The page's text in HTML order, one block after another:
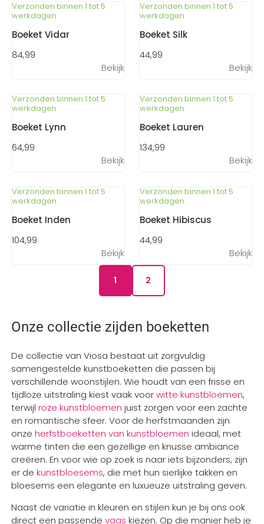
Verzonden binnen 1 tot 5
werkdagen
Boeket Vidar
84,99
Bekijk
Verzonden binnen 1 tot 5
werkdagen
Boeket Silk
44,99
Bekijk
Verzonden binnen 1 tot 5
werkdagen
Boeket Lynn
64,99
Bekijk
Verzonden binnen 1 tot 5
werkdagen
Boeket Lauren
134,99
Bekijk
Verzonden binnen 1 tot 5
werkdagen
Boeket Inden
104,99
Bekijk
Verzonden binnen 1 tot 5
werkdagen
Boeket Hibiscus
44,99
Bekijk
1 2
Onze collectie zijden boeketten
De collectie van Viosa bestaat uit zorgvuldig
samengestelde kunstboeketten die passen bij
verschillende woonstijlen. Wie houdt van een frisse en
tijdloze uitstraling kiest vaak voorwitte kunstbloemen,
terwijl roze kunstbloemen juist zorgen voor een zachte
en romantische sfeer. Voor de herfstmaanden zijn
onze herfstboeketten van kunstbloemen ideaal, met
warme tinten die een gezellige en knusse ambiance
creëren. En voor wie op zoek is naar iets bijzonders, zijn
er de kunstbloesems, die met hun sierlijke takken en
bloesems een elegante en luxueuze uitstraling geven.
Naast de variatie in kleuren en stijlen kun je bij ons ook
direct een passende vaas kiezen. Op die manier heb je